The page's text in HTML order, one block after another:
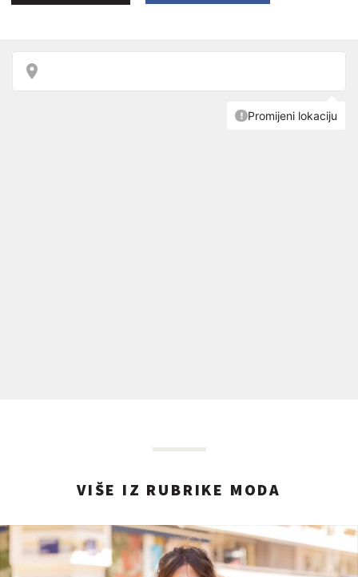
VIŠE IZ RUBRIKE MODA